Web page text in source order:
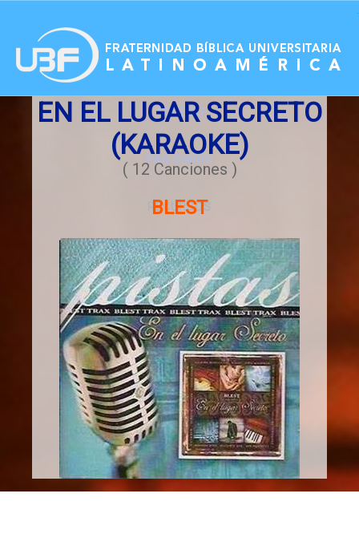
ACCESO
PAN DIARIO
RECURSOS
EN EL LUGAR SECRETO
(KARAOKE)
( 12 Canciones )
BLEST